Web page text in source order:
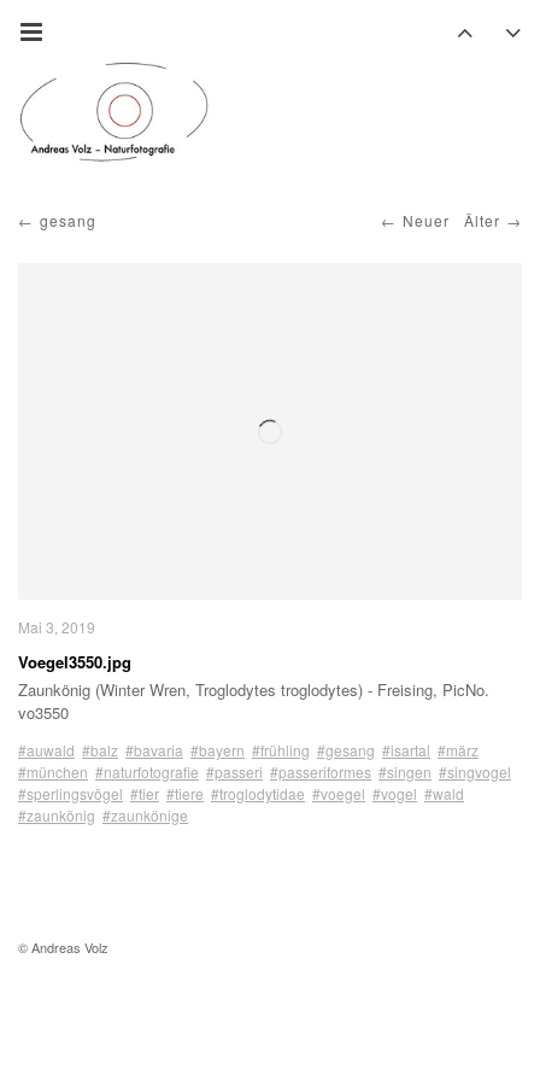
Neuer Älter
gesang
Mai 3, 2019
Voegel3550.jpg
Zaunkönig (Winter Wren, Troglodytes troglodytes) - Freising, PicNo.
vo3550
#auwald #balz #bavaria #bayern #frühling #gesang #isartal #märz
#münchen #naturfotografie #passeri #passeriformes #singen #singvogel
#sperlingsvögel #tier #tiere #troglodytidae #voegel #vogel #wald
#zaunkönig #zaunkönige
© Andreas Volz